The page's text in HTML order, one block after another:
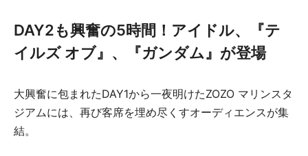
DAY2も興奮の5時間！アイドル、『テ
イルズ オブ』、『ガンダム』が登場
大興奮に包まれたDAY1から一夜明けたZOZO マリンスタ
ジアムには、再び客席を埋め尽くすオーディエンスが集
結。